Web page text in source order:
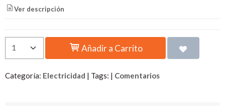
Ver descripción
Añadir a Carrito
Categoría: Electricidad | Tags: | Comentarios